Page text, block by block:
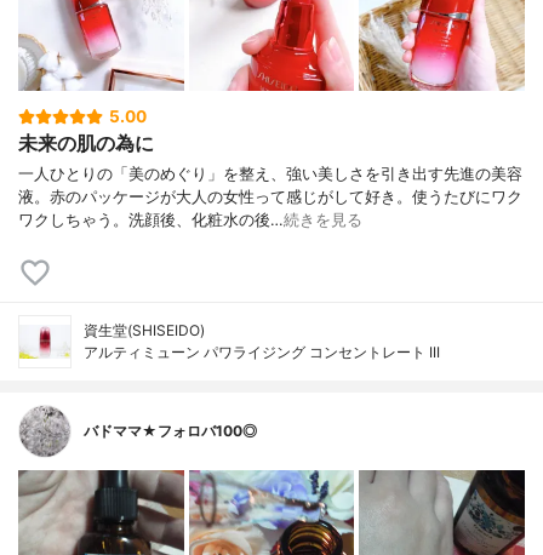
5.00
未来の肌の為に
一人ひとりの「美のめぐり」を整え、強い美しさを引き出す先進の美容
液。赤のパッケージが大人の女性って感じがして好き。使うたびにワク
ワクしちゃう。洗顔後、化粧水の後…続きを見る
資生堂(SHISEIDO)
アルティミューン パワライジング コンセントレート III
バドママ★フォロバ100◎